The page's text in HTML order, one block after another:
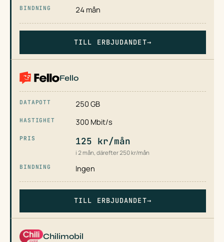
24 mån
TILL ERBJUDANDET→
Fello
250 GB
300 Mbit/s
125 kr/mån
i 2 mån, därefter 250 kr/mån
Ingen
TILL ERBJUDANDET→
Chilimobil